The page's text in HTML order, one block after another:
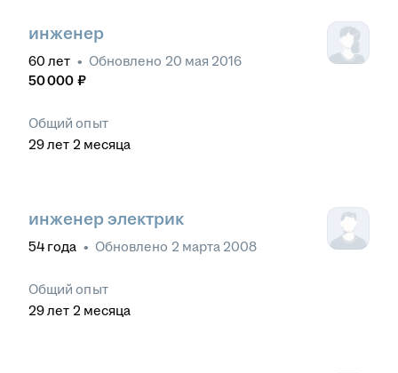
инженер
60 лет • Обновлено 20 мая 2016
50 000 ₽
Общий опыт
29лет 2 месяца
инженер электрик
54 года • Обновлено 2 марта 2008
Общий опыт
29лет 2 месяца